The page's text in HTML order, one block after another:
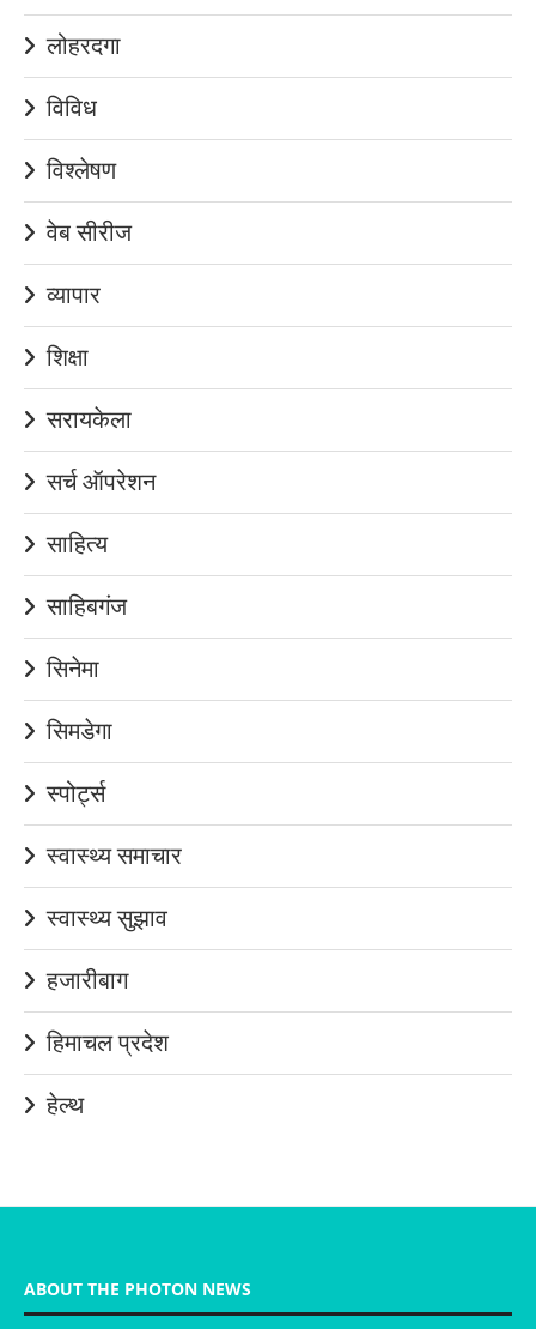
लोहरदगा
विविध
विश्लेषण
वेब सीरीज
व्यापार
शिक्षा
सरायकेला
सर्च ऑपरेशन
साहित्य
साहिबगंज
सिनेमा
सिमडेगा
स्पोर्ट्स
स्वास्थ्य समाचार
स्वास्थ्य सुझाव
हजारीबाग
हिमाचल प्रदेश
हेल्थ
ABOUT THE PHOTON NEWS